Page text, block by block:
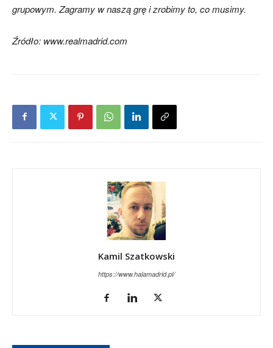
grupowym. Zagramy w naszą grę i zrobimy to, co musimy.
Źródło: www.realmadrid.com
Kamil Szatkowski
https://www.halamadrid.pl/